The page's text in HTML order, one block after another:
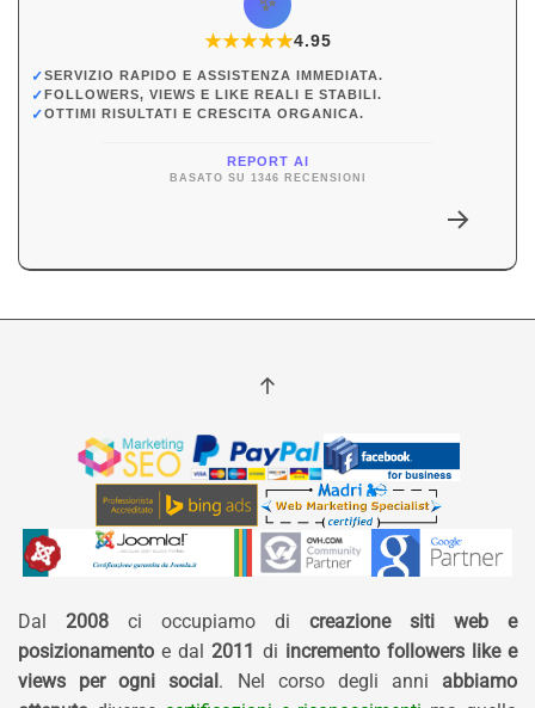
★★★★★
★4.95
✓SERVIZIO RAPIDO E ASSISTENZA IMMEDIATA.
✓FOLLOWERS, VIEWS E LIKE REALI E STABILI.
✓OTTIMI RISULTATI E CRESCITA ORGANICA.
REPORT AI
BASATO SU 1346 RECENSIONI
Dal 2008 ci occupiamo di creazione siti web e
posizionamento e dal 2011 di incremento followers like e
views per ogni social. Nel corso degli anni abbiamo